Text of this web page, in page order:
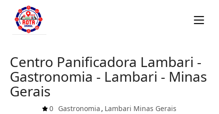
Centro Panificadora Lambari -
Gastronomia - Lambari - Minas
Gerais
0 Gastronomia , Lambari Minas Gerais